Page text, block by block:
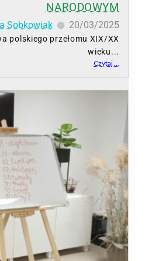
NARODOWYM
Sobkowiak 20/03/2025
polskiego przełomu XIX/XX
wieku...
Czytaj ...